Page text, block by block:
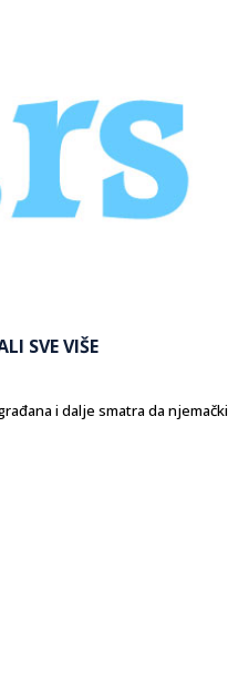
SVE VIŠE
i dalje smatra da njemački